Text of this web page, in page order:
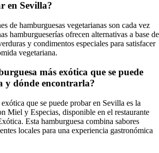
en Sevilla?
de hamburguesas vegetarianas son cada vez
hamburgueserías ofrecen alternativas a base de
y condimentos especiales para satisfacer
vegetariana.
más exótica que se puede
y dónde encontrarla?
que se puede probar en Sevilla es la
Miel y Especias, disponible en el restaurante
Esta hamburguesa combina sabores
locales para una experiencia gastronómica